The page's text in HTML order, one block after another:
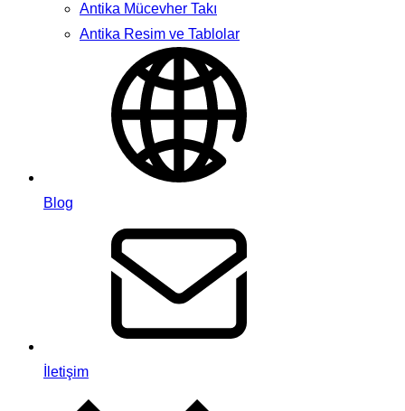
Antika Mücevher Takı
Antika Resim ve Tablolar
Blog
İletişim